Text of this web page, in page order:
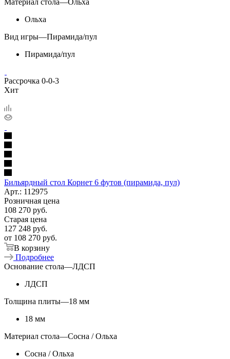
Ольха
Вид игры—Пирамида/пул
Пирамида/пул
Рассрочка 0-0-3
Хит
Бильярдный стол Корнет 6 футов (пирамида, пул)
Арт.: 112975
Розничная цена
108 270 руб.
Старая цена
127 248 руб.
от 108 270 руб.
В корзину
Подробнее
Основание стола—ЛДСП
ЛДСП
Толщина плиты—18 мм
18 мм
Материал стола—Сосна / Ольха
Сосна / Ольха